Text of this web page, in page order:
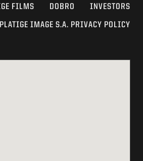
FILMS DOBRO INVESTORS
PLATIGE IMAGE S.A. PRIVACY POLICY